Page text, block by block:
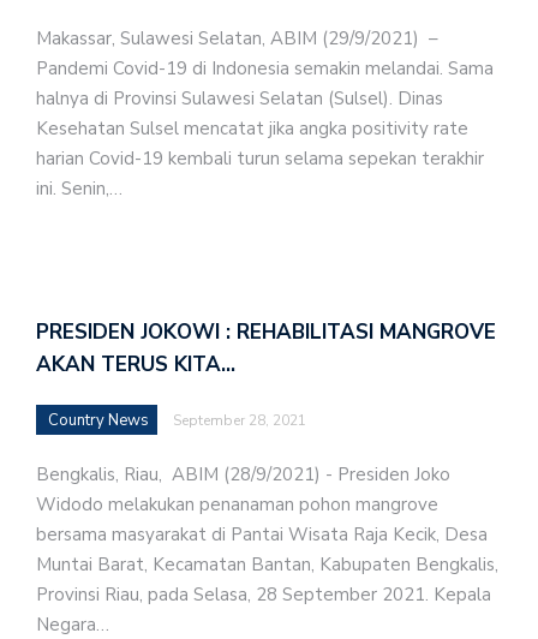
Makassar, Sulawesi Selatan, ABIM (29/9/2021) –
Pandemi Covid-19 di Indonesia semakin melandai. Sama
halnya di Provinsi Sulawesi Selatan (Sulsel). Dinas
Kesehatan Sulsel mencatat jika angka positivity rate
harian Covid-19 kembali turun selama sepekan terakhir
ini. Senin,…
PRESIDEN JOKOWI : REHABILITASI MANGROVE
AKAN TERUS KITA…
Country News September 28, 2021
Bengkalis, Riau, ABIM (28/9/2021) - Presiden Joko
Widodo melakukan penanaman pohon mangrove
bersama masyarakat di Pantai Wisata Raja Kecik, Desa
Muntai Barat, Kecamatan Bantan, Kabupaten Bengkalis,
Provinsi Riau, pada Selasa, 28 September 2021. Kepala
Negara…